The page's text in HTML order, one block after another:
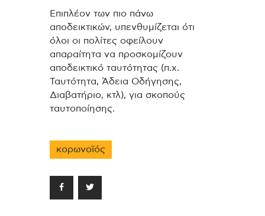
Επιπλέον των πιο πάνω
αποδεικτικών, υπενθυμίζεται ότι
όλοι οι πολίτες οφείλουν
απαραίτητα να προσκομίζουν
αποδεικτικό ταυτότητας (π.χ.
Ταυτότητα, Άδεια Οδήγησης,
Διαβατήριο, κτλ), για σκοπούς
ταυτοποίησης.
κορωνοϊός